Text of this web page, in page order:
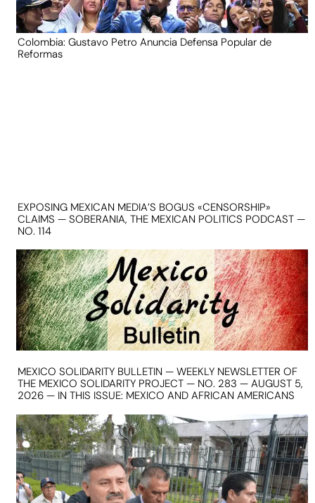
Colombia: Gustavo Petro Anuncia Defensa Popular de
Reformas
EXPOSING MEXICAN MEDIA’S BOGUS «CENSORSHIP»
CLAIMS — SOBERANIA, THE MEXICAN POLITICS PODCAST —
NO. 114
MEXICO SOLIDARITY BULLETIN — WEEKLY NEWSLETTER OF
THE MEXICO SOLIDARITY PROJECT — NO. 283 — AUGUST 5,
2026 — IN THIS ISSUE: MEXICO AND AFRICAN AMERICANS